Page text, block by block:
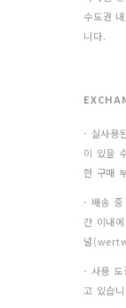
수도권
니다.
- 실사용
이 있을
한 구매
- 배송 중
간 이내
널
- 사용 도
고 있습